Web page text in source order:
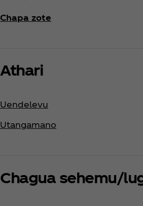
Chapa zote
Athari
Uendelevu
Utangamano
Chagua sehemu/